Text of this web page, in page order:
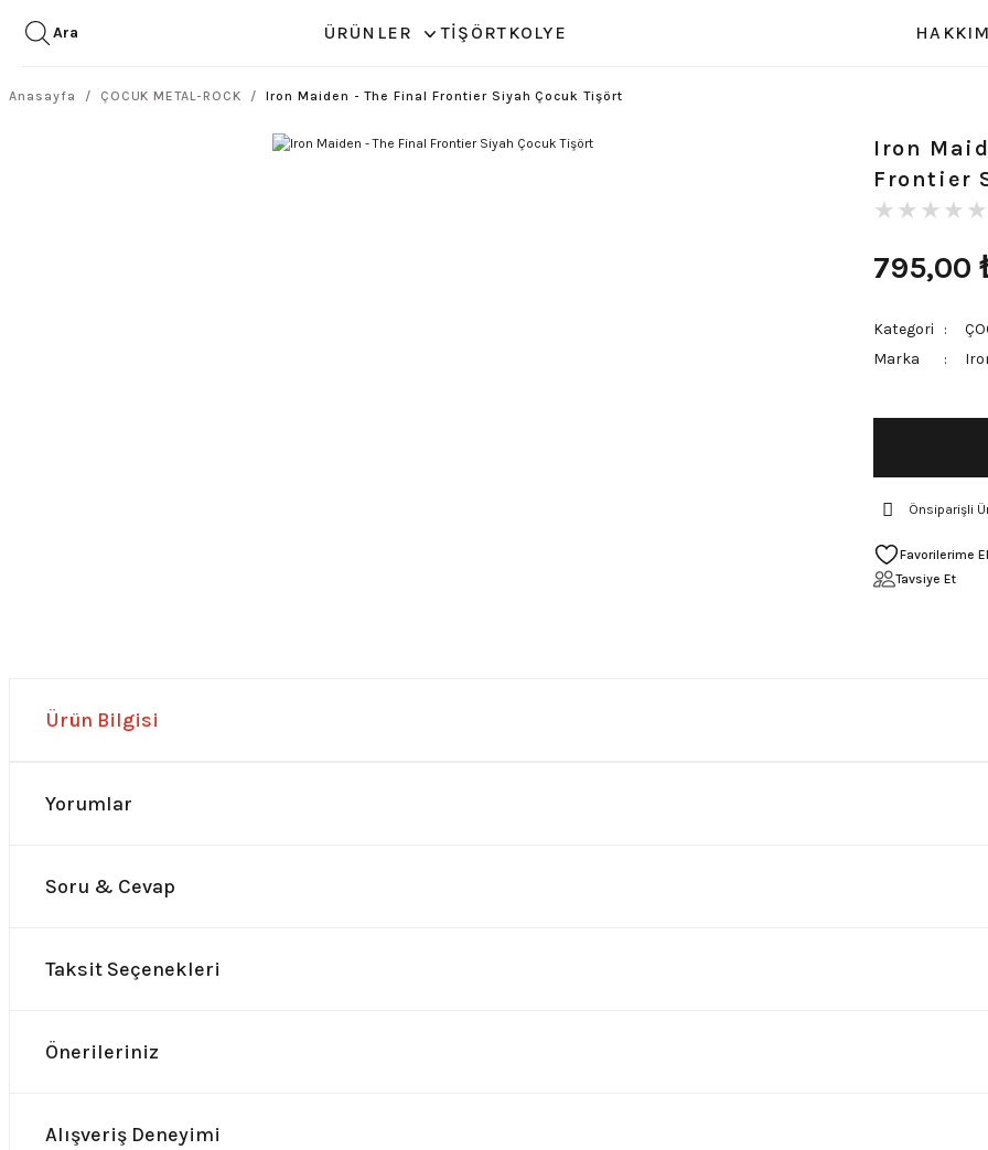
Ara ÜRÜNLER TİŞÖRT KOLYE
Anasayfa ÇOCUK METAL-ROCK Iron Maiden - The Final Frontier Siyah Çocuk Tişört
Iron
Frontier
795,00
Kategori
Marka
Önsiparişli
Tavsiye Et
Ürün Bilgisi
Yorumlar
Soru & Cevap
Taksit Seçenekleri
Önerileriniz
Alışveriş Deneyimi